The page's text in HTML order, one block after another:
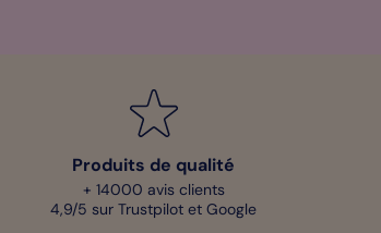
Produits de qualité
+ 14000 avis clients
4,9/5 sur Trustpilot et Google